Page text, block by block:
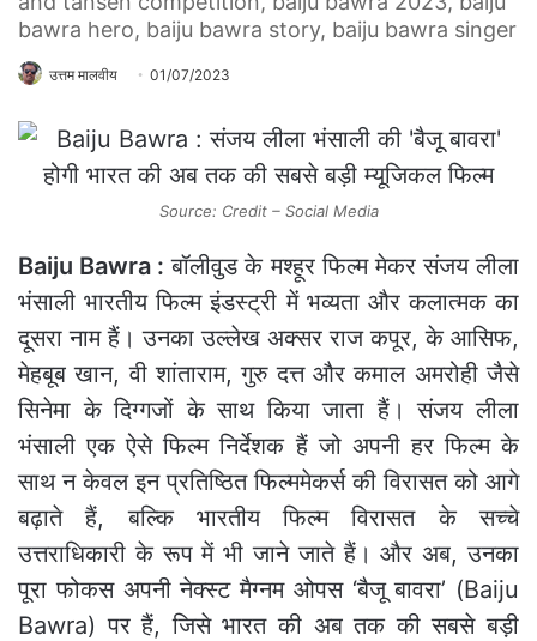
bawra hero, baiju bawra story, baiju bawra singer
उत्तम मालवीय 01/07/2023
Source: Credit – Social Media
Baiju Bawra : बॉलीवुड के मश्हूर फिल्म मेकर संजय लीला
भंसाली भारतीय फिल्म इंडस्ट्री में भव्यता और कलात्मक का
दूसरा नाम हैं। उनका उल्लेख अक्सर राज कपूर, के आसिफ,
मेहबूब खान, वी शांताराम, गुरु दत्त और कमाल अमरोही जैसे
सिनेमा के दिग्गजों के साथ किया जाता हैं। संजय लीला
भंसाली एक ऐसे फिल्म निर्देशक हैं जो अपनी हर फिल्म के
साथ न केवल इन प्रतिष्ठित फिल्ममेकर्स की विरासत को आगे
बढ़ाते हैं, बल्कि भारतीय फिल्म विरासत के सच्चे
उत्तराधिकारी के रूप में भी जाने जाते हैं। और अब, उनका
पूरा फोकस अपनी नेक्स्ट मैग्नम ओपस ‘बैजू बावरा’ (Baiju
Bawra) पर हैं, जिसे भारत की अब तक की सबसे बड़ी